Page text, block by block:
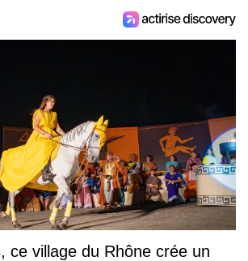
ce village du Rhône crée un